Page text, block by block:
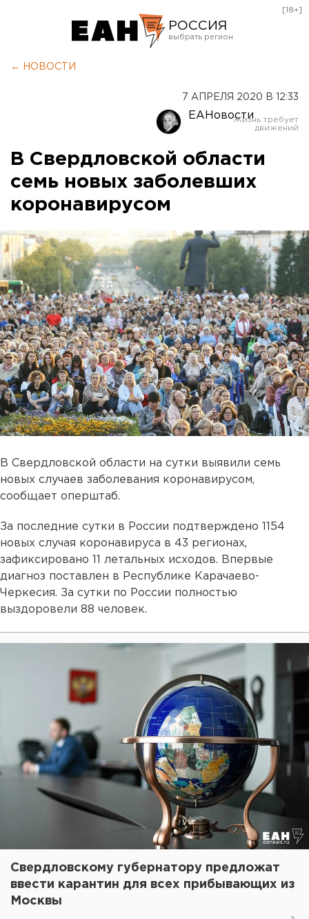
РОССИЯ
Оренбург
[18+]
← НОВОСТИ
7 АПРЕЛЯ 2020 В 12:33
ЕАНовости
В Свердловской области
семь новых заболевших
коронавирусом
В Свердловской области на сутки выявили семь
новых случаев заболевания коронавирусом,
сообщает оперштаб.
За последние сутки в России подтверждено 1154
новых случая коронавируса в 43 регионах,
зафиксировано 11 летальных исходов. Впервые
диагноз поставлен в Республике Карачаево-
Черкесия. За сутки по России полностью
выздоровели 88 человек.
Свердловскому губернатору предложат
ввести карантин для всех прибывающих из
Москвы